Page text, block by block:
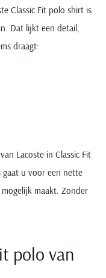
Classic Fit polo shirt is
Dat lijkt een detail,
draagt:
Lacoste in Classic Fit
gaat u voor een nette
maakt. Zonder
polo van